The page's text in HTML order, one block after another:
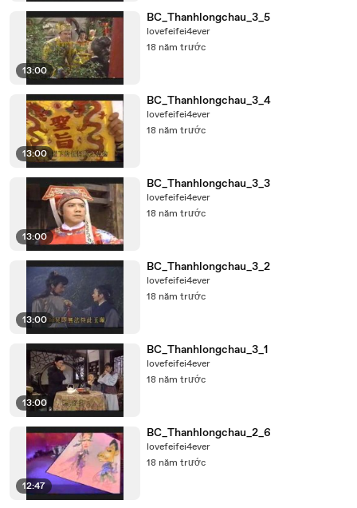
13:00
BC_Thanhlongchau_3_5
lovefeifei4ever
18 năm trước
13:00
BC_Thanhlongchau_3_4
lovefeifei4ever
18 năm trước
13:00
BC_Thanhlongchau_3_3
lovefeifei4ever
18 năm trước
13:00
BC_Thanhlongchau_3_2
lovefeifei4ever
18 năm trước
13:00
BC_Thanhlongchau_3_1
lovefeifei4ever
18 năm trước
12:47
BC_Thanhlongchau_2_6
lovefeifei4ever
18 năm trước